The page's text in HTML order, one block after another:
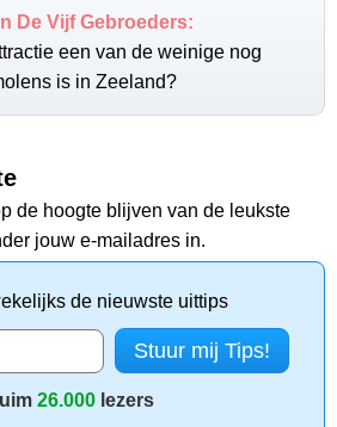
De Vijf Gebroeders:
een van de weinige nog
is in Zeeland?
de hoogte blijven van de leukste
jouw e-mailadres in.
de nieuwste uittips
26.000 lezers